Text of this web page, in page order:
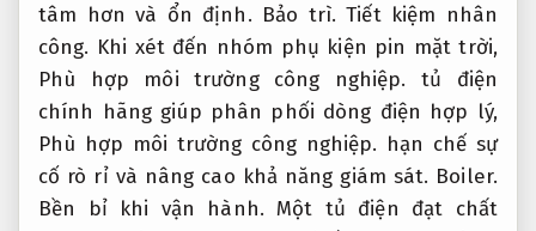
tâm hơn và ổn định. Bảo trì. Tiết kiệm nhân
công. Khi xét đến nhóm phụ kiện pin mặt trời,
Phù hợp môi trường công nghiệp. tủ điện
chính hãng giúp phân phối dòng điện hợp lý,
Phù hợp môi trường công nghiệp. hạn chế sự
cố rò rỉ và nâng cao khả năng giám sát. Boiler.
Bền bỉ khi vận hành. Một tủ điện đạt chất